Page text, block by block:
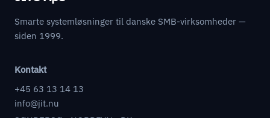
Smarte systemløsninger til danske SMB-virksomheder —
siden 1999.
Kontakt
+45 63 13 14 13
info@jit.nu